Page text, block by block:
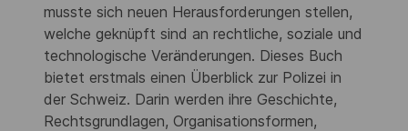
musste sich neuen Herausforderungen stellen,
welche geknüpft sind an rechtliche, soziale und
technologische Veränderungen. Dieses Buch
bietet erstmals einen Überblick zur Polizei in
der Schweiz. Darin werden ihre Geschichte,
Rechtsgrundlagen, Organisationsformen,